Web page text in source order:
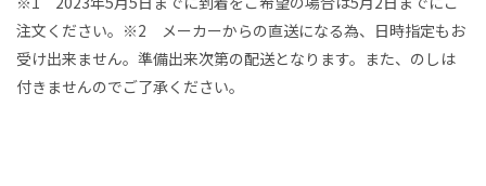
注文ください。※2 メーカーからの直送になる為、日時指定もお
受け出来ません。準備出来次第の配送となります。また、のしは
付きませんのでご了承ください。